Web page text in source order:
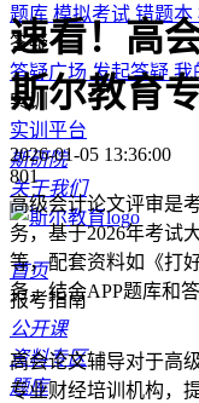
题库模拟考试 错题本
答疑
答疑广场发起答疑我
实训
实训平台
斯研院
关于我们
首页
报考指南
公开课
资料专区
题库
速看！高
斯尔教育
2026-01-05 13:36:00
801
高级会计论文评审是
务，基于2026年考试
等，配套资料如《打
务，结合APP题库和
高会论文辅导对于高
专业财经培训机构，